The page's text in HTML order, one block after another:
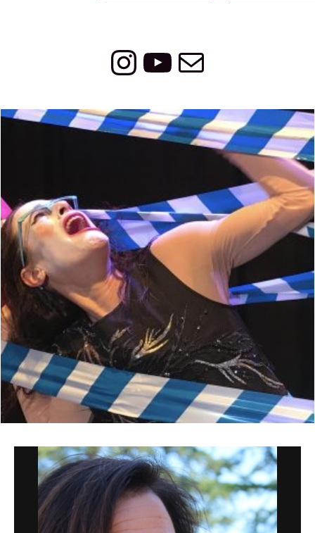
Instagram
YouTube
Correo